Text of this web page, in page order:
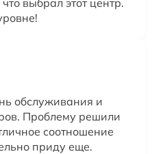
обслуживания и
Проблему решили
соотношение
приду еще.